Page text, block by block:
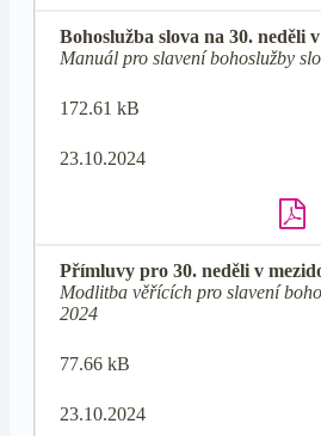
Bohoslužba slova na 30. neděli
Manuál pro slavení bohoslužby
172.61 kB
23.10.2024
Přímluvy pro 30. neděli v
Modlitba věřících pro slavení
2024
77.66 kB
23.10.2024